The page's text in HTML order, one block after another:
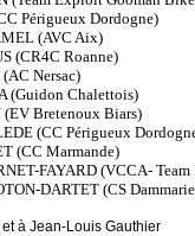
Périgueux Dordogne)
(AVC Aix)
(CR4C Roanne)
(AC Nersac)
(Guidon Chalettois)
(EV Bretenoux Biars)
(CC Périgueux
(CC Marmande)
FAYARD(VCCA- Team
DARTET(CS
à Jean-Louis Gauthier